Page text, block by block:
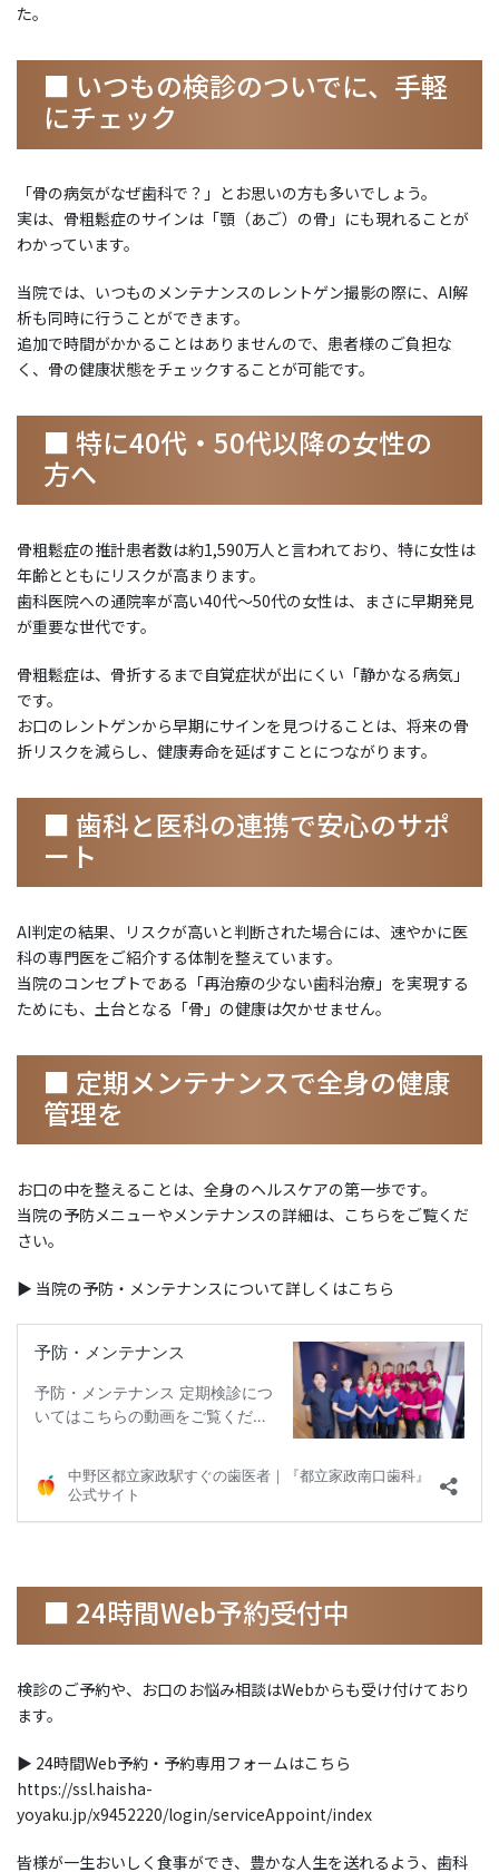
た。
■ いつもの検診のついでに、手軽
にチェック
「骨の病気がなぜ歯科で？」とお思いの方も多いでしょう。
実は、骨粗鬆症のサインは「顎（あご）の骨」にも現れることが
わかっています。
当院では、いつものメンテナンスのレントゲン撮影の際に、AI解
析も同時に行うことができます。
追加で時間がかかることはありませんので、患者様のご負担な
く、骨の健康状態をチェックすることが可能です。
■ 特に40代・50代以降の女性の
方へ
骨粗鬆症の推計患者数は約1,590万人と言われており、特に女性は
年齢とともにリスクが高まります。
歯科医院への通院率が高い40代〜50代の女性は、まさに早期発見
が重要な世代です。
骨粗鬆症は、骨折するまで自覚症状が出にくい「静かなる病気」
です。
お口のレントゲンから早期にサインを見つけることは、将来の骨
折リスクを減らし、健康寿命を延ばすことにつながります。
■ 歯科と医科の連携で安心のサポ
ート
AI判定の結果、リスクが高いと判断された場合には、速やかに医
科の専門医をご紹介する体制を整えています。
当院のコンセプトである「再治療の少ない歯科治療」を実現する
ためにも、土台となる「骨」の健康は欠かせません。
■ 定期メンテナンスで全身の健康
管理を
お口の中を整えることは、全身のヘルスケアの第一歩です。
当院の予防メニューやメンテナンスの詳細は、こちらをご覧くだ
さい。
▶ 当院の予防・メンテナンスについて詳しくはこちら
■ 24時間Web予約受付中
検診のご予約や、お口のお悩み相談はWebからも受け付けており
ます。
▶ 24時間Web予約・予約専用フォームはこちら
https://ssl.haisha-
yoyaku.jp/x9452220/login/serviceAppoint/index
皆様が一生おいしく食事ができ、豊かな人生を送れるよう、歯科